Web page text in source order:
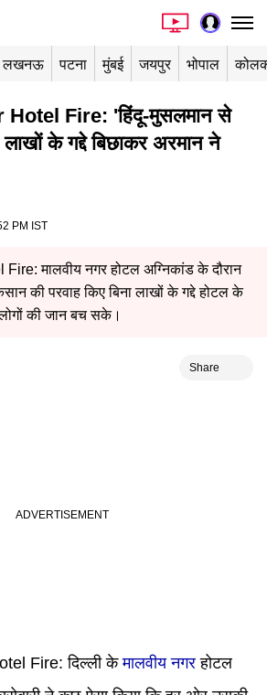
लखनऊ पटना मुंबई जयपुर भोपाल
Fire: 'हिंदू-मुसलमान से
के गद्दे बिछाकर अरमान ने
PM IST
मालवीय नगर होटल अग्निकांड के दौरान
की परवाह किए बिना लाखों के गद्दे होटल के
की जान बच सके।
Share
Fire:दिल्ली केमालवीय नगर होटल